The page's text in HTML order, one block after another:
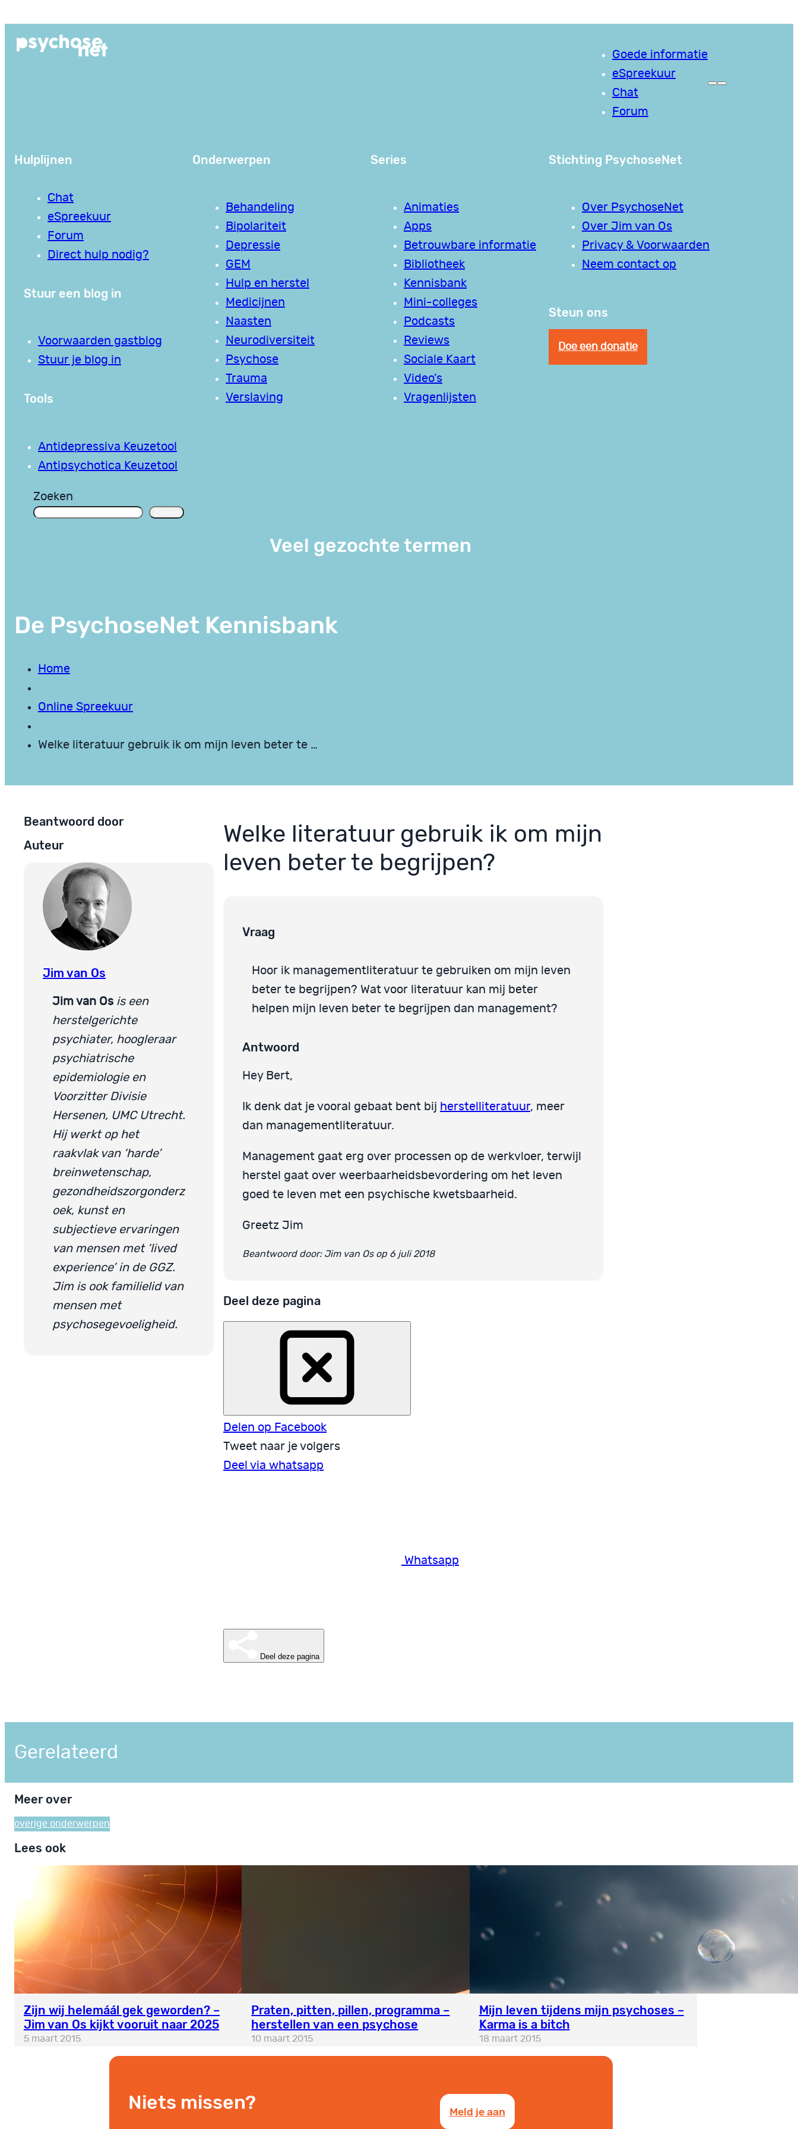
de
Goede informatie
eSpreekuur
Chat
Forum
Hulplijnen
Chat
eSpreekuur
Forum
Direct hulp nodig?
Stuur een blog in
Voorwaarden gastblog
Stuur je blog in
Tools
Antidepressiva Keuzetool
Antipsychotica Keuzetool
Onderwerpen
Behandeling
Bipolariteit
Depressie
GEM
Hulp en herstel
Medicijnen
Naasten
Neurodiversiteit
Psychose
Trauma
Verslaving
Series
Animaties
Apps
Betrouwbare informatie
Bibliotheek
Kennisbank
Mini-colleges
Podcasts
Reviews
Sociale Kaart
Video’s
Vragenlijsten
Stichting PsychoseNet
Over PsychoseNet
Over Jim van Os
Privacy & Voorwaarden
Neem contact op
Steun ons
Doe een donatie
Zoeken
Veel gezochte termen
De PsychoseNet Kennisbank
Home
Online Spreekuur
Welke literatuur gebruik ik om mijn leven beter te …
Beantwoord door
Auteur
Jim van Os
Jim van Os is een
herstelgerichte
psychiater, hoogleraar
psychiatrische
epidemiologie en
Voorzitter Divisie
Hersenen, UMC Utrecht.
Hij werkt op het
raakvlak van ‘harde’
breinwetenschap,
gezondheidszorgonderz
oek, kunst en
subjectieve ervaringen
van mensen met ‘lived
experience’ in de GGZ.
Jim is ook familielid van
mensen met
psychosegevoeligheid.
Welke literatuur gebruik ik om mijn
leven beter te begrijpen?
Vraag
Hoor ik managementliteratuur te gebruiken om mijn leven
beter te begrijpen? Wat voor literatuur kan mij beter
helpen mijn leven beter te begrijpen dan management?
Antwoord
Hey Bert,
Ik denk dat je vooral gebaat bent bij herstelliteratuur, meer
dan managementliteratuur.
Management gaat erg over processen op de werkvloer, terwijl
herstel gaat over weerbaarheidsbevordering om het leven
goed te leven met een psychische kwetsbaarheid.
Greetz Jim
Beantwoord door: Jim van Os op 6 juli 2018
Deel deze pagina
Delen op Facebook
Tweet naar je volgers
Deel via whatsapp
Whatsapp
Deel deze pagina
Gerelateerd
Meer over
overige onderwerpen
Lees ook
Zijn wij helemáál gek geworden? –
Jim van Os kijkt vooruit naar 2025
5 maart 2015
Praten, pitten, pillen, programma –
herstellen van een psychose
10 maart 2015
Mijn leven tijdens mijn psychoses –
Karma is a bitch
18 maart 2015
Niets missen? Meld je aan